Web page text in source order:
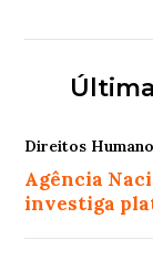
Direitos
Agência
investiga